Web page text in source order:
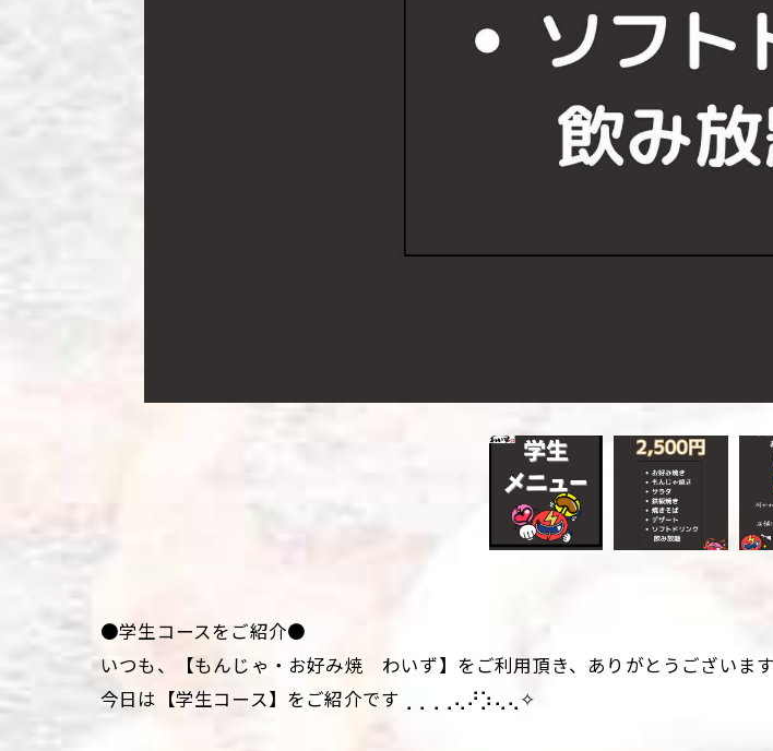
●学生コースをご紹介●
いつも、【もんじゃ・お好み焼 わいず】をご利用頂き、ありがとうございます
今日は【学生コース】をご紹介です⢀⢀⢀⢀⢄⠜⡱⢄⢄✧